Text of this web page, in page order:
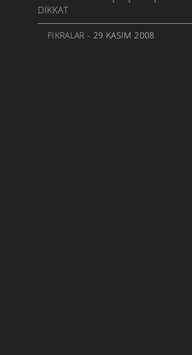
DIKKAT
FIKRALAR - 29 KASIM 2008